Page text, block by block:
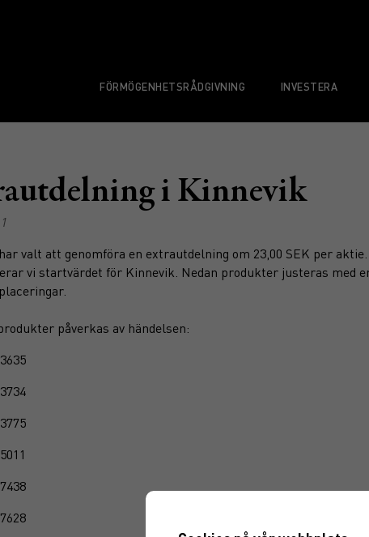
FÖRMÖGENHETSRÅDGIVNING INVESTERA
i Kinnevik
valt att genomföra en extrautdelning om 23,00 SEK per
vi startvärdet för Kinnevik. Nedan produkter justeras med
påverkas av händelsen: